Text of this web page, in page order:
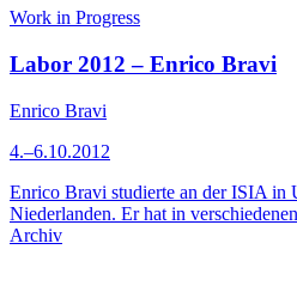
Work in Progress
Labor 2012 – Enrico Bravi
Enrico Bravi
4.–6.10.2012
Enrico Bravi studierte an der ISIA in
Niederlanden. Er hat in
Archiv